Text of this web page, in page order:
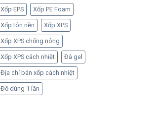
Xốp EPS Xốp PE Foam
Xốp tôn nền Xốp XPS
Xốp XPS chống nóng
Xốp XPS cách nhiệt Đá gel
Địa chỉ bán xốp cách nhiệt
Đồ dùng 1 lần